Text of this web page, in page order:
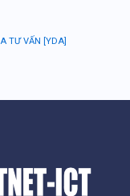
TƯ VẤN [YDA]